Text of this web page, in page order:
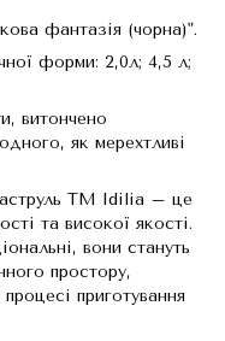
фантазія (чорна)".
форми: 2,0л; 4,5 л;
витончено
як мерехтливі
TM Idilia – це
та високої якості.
вони стануть
простору,
приготування